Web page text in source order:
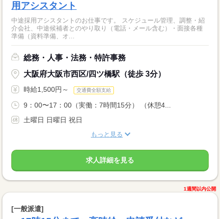
用アシスタント
中途採用アシスタントのお仕事です。 スケジュール管理、調整・紹
介会社、中途候補者とのやり取り（電話・メール含む）・面接各種
準備（資料準備、オ...
総務・人事・法務・特許事務
大阪府大阪市西区/四ツ橋駅（徒歩 3分）
時給1,500円～ 交通費全額支給
9：00〜17：00（実働：7時間15分） （休憩4...
土曜日 日曜日 祝日
もっと見る
求人詳細を見る
1週間以内公開
[一般派遣]